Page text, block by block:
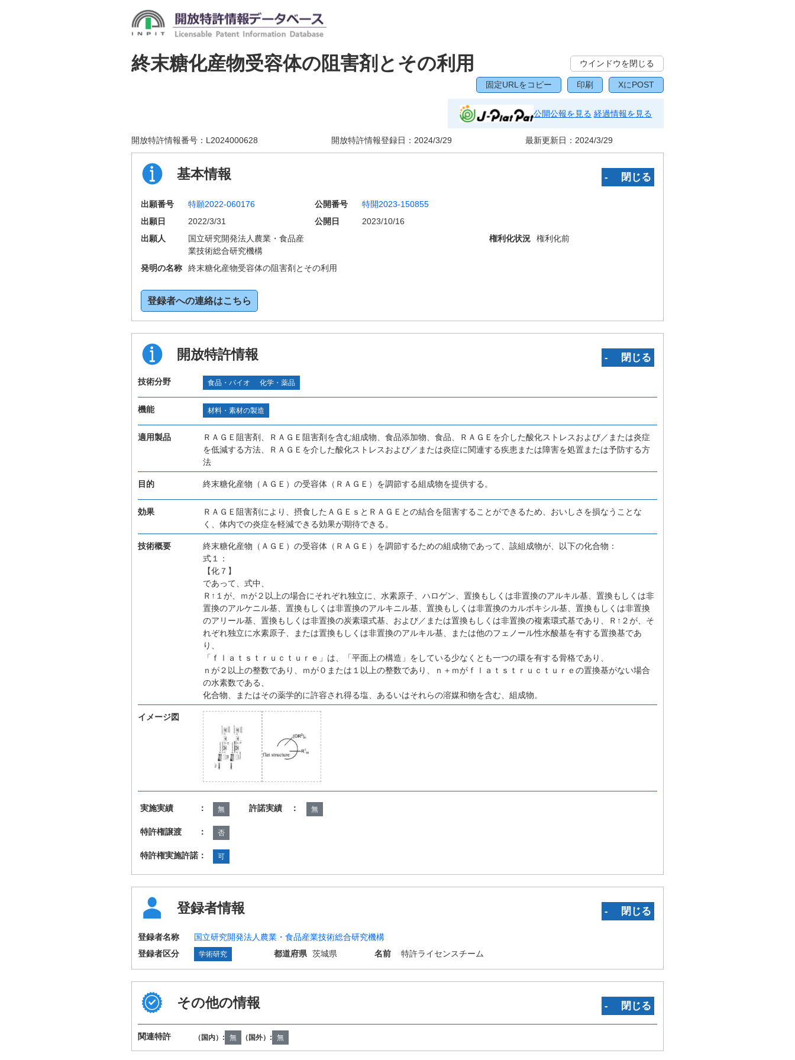
終末糖化産物受容体の阻害剤とその利用 ウインドウを閉じる
固定URLをコピー 印刷 XにPOST
公開公報を見る 経過情報を見る
開放特許情報番号： L2024000628 開放特許情報登録日： 2024/3/29 最新更新日： 2024/3/29
基本情報 ‐ 閉じる
出願番号 特願2022-060176 公開番号
特開2023-150855
出願日
2022/3/31 公開日
2023/10/16
出願人
国立研究開発法人農業・食品産
業技術総合研究機構
権利化状況 権利化前
発明の名称 終末糖化産物受容体の阻害剤とその利用
登録者への連絡はこちら
開放特許情報 ‐ 閉じる
技術分野 食品・バイオ 化学・薬品
機能 材料・素材の製造
適用製品
ＲＡＧＥ阻害剤、ＲＡＧＥ阻害剤を含む組成物、食品添加物、食品、ＲＡＧＥを介した酸化ストレスおよび／または炎症
を低減する方法、ＲＡＧＥを介した酸化ストレスおよび／または炎症に関連する疾患または障害を処置または予防する方
法
目的 終末糖化産物（ＡＧＥ）の受容体（ＲＡＧＥ）を調節する組成物を提供する。
効果
ＲＡＧＥ阻害剤により、摂食したＡＧＥｓとＲＡＧＥとの結合を阻害することができるため、おいしさを損なうことな
く、体内での炎症を軽減できる効果が期待できる。
技術概要
終末糖化産物（ＡＧＥ）の受容体（ＲＡＧＥ）を調節するための組成物であって、該組成物が、以下の化合物：
式１：
【化７】
であって、式中、
Ｒ↑１が、ｍが２以上の場合にそれぞれ独立に、水素原子、ハロゲン、置換もしくは非置換のアルキル基、置換もしくは非
置換のアルケニル基、置換もしくは非置換のアルキニル基、置換もしくは非置換のカルボキシル基、置換もしくは非置換
のアリール基、置換もしくは非置換の炭素環式基、および／または置換もしくは非置換の複素環式基であり、Ｒ↑２が、そ
れぞれ独立に水素原子、または置換もしくは非置換のアルキル基、または他のフェノール性水酸基を有する置換基であ
り、
「ｆｌａｔｓｔｒｕｃｔｕｒｅ」は、「平面上の構造」をしている少なくとも一つの環を有する骨格であり、
ｎが２以上の整数であり、ｍが０または１以上の整数であり、ｎ＋ｍがｆｌａｔｓｔｒｕｃｔｕｒｅの置換基がない場合
の水素数である、
化合物、またはその薬学的に許容され得る塩、あるいはそれらの溶媒和物を含む、組成物。
イメージ図
実施実績 ： 無 許諾実績 ： 無
特許権譲渡 ： 否
特許権実施許諾： 可
登録者情報 ‐ 閉じる
登録者名称
国立研究開発法人農業・食品産業技術総合研究機構
登録者区分
学術研究 都道府県 茨城県 名前 特許ライセンスチーム
その他の情報 ‐ 閉じる
国際特許分類
（IPC第8版）
A23K10/30 A23K20/163 A23L2/52 A23L29/256 A23L33/10 A61K31/05 A61K31/192 A61K31/351 A61K31/731 A61K31/737
A61P17/18 A61P25/28 A61P29/00 A61P3/10 A61P9/10 C12N15/12